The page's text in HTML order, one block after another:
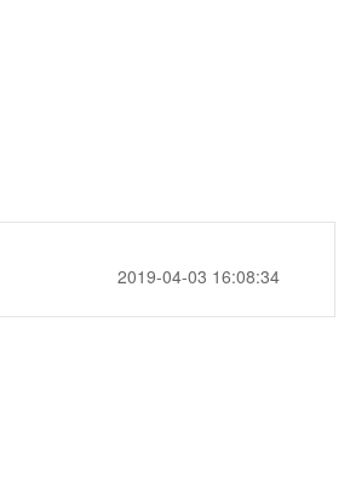
2019-04-03 16:08:34